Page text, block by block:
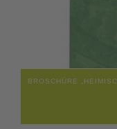
BROSCHÜRE